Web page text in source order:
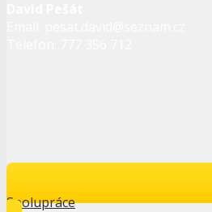
Spolupráce